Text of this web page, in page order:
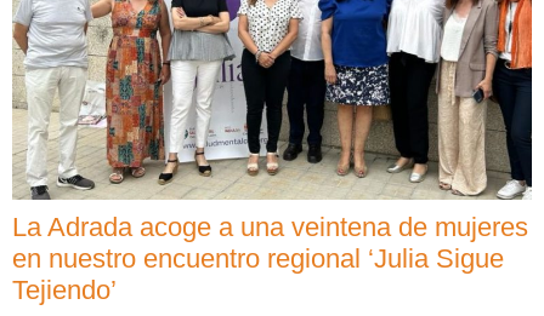
La Adrada acoge a una veintena de mujeres
en nuestro encuentro regional ‘Julia Sigue
Tejiendo’